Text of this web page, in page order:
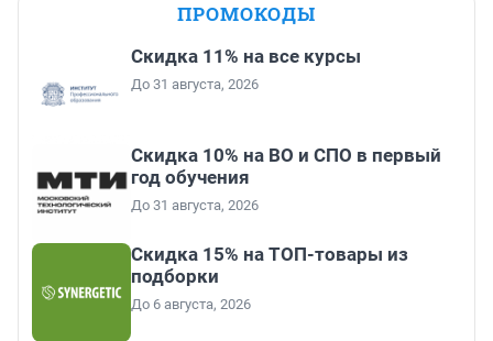
ПРОМОКОДЫ
Скидка 11% на все курсы
До 31 августа, 2026
Скидка 10% на ВО и СПО в первый
год обучения
До 31 августа, 2026
Скидка 15% на ТОП-товары из
подборки
До 6 августа, 2026